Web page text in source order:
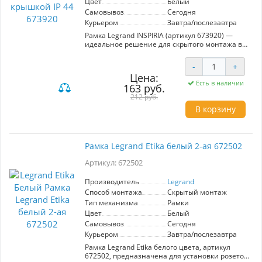
одном решении.
Самовывоз
Сегодня
Курьером
Завтра/послезавтра
Рамка Legrand INSPIRIA (артикул 673920) —
идеальное решение для скрытого монтажа в
Изготовленная в белом цвете, эта рамка
снабжена защитной крышкой и обеспечивает
степень пылевлагозащиты IP44, что делает её
пригодной для использования в условиях
повышенной влажности и вблизи водоемов.
Благодаря ударопрочности IK07, рамка
надежно защищает механизмы Inspiria от
долговечность и сохранность устройств.
Установка возможна только для одноместных
механизмов, что необходимо учитывать при
планировании. Рамка не предназначена для
многопостового монтажа, что делает её
ценит простоту и качество. Надежный выбор
от Legrand для защиты электрических
механизмов.
Цена:
163 руб.
212 руб.
- +
Есть в наличии
В корзину
Рамка Legrand Etika белый 2-ая 672502
Артикул: 672502
Производитель
Legrand
Способ монтажа
Скрытый монтаж
Тип механизма
Рамки
Цвет
Белый
Самовывоз
Сегодня
Курьером
Завтра/послезавтра
Рамка Legrand Etika белого цвета, артикул
672502, предназначена для установки розеток